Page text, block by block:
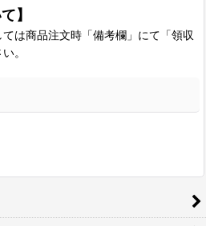
】
は商品注文時「備考欄」にて「領収
。